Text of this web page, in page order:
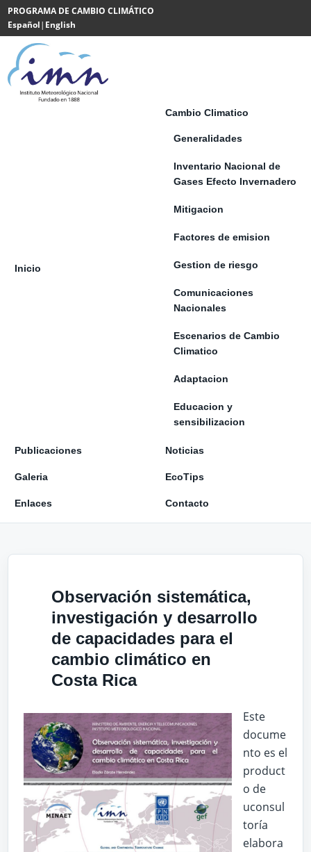
Saltar al contenido
PROGRAMA DE CAMBIO CLIMÁTICO
Español| English
Powered
by
Translate
Inicio
Cambio Climatico
Generalidades
Inventario Nacional de
Gases Efecto Invernadero
Mitigacion
Factores de emision
Gestion de riesgo
Comunicaciones
Nacionales
Escenarios de Cambio
Climatico
Adaptacion
Educacion y
sensibilizacion
Publicaciones Noticias
Galeria EcoTips
Enlaces Contacto
Observación sistemática,
investigación y desarrollo
de capacidades para el
cambio climático en
Costa Rica
Este
docume
nto es el
product
o de
uconsul
toría
elabora